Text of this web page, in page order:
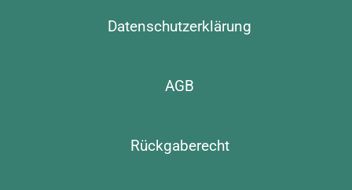
Datenschutzerklärung
AGB
Rückgaberecht